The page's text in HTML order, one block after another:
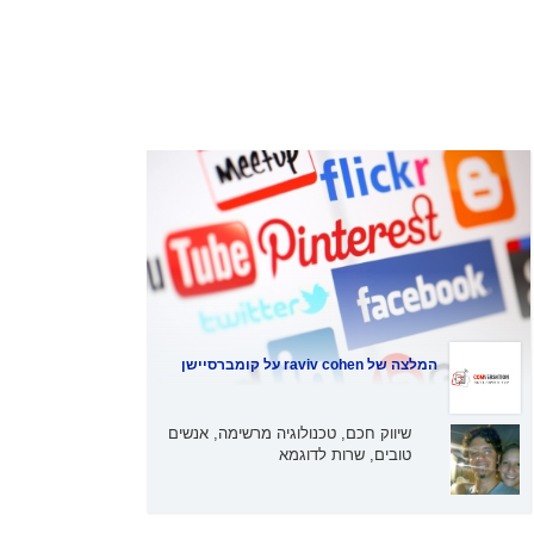
המלצה של על קומברסיישן
שיווק חכם, טכנולוגיה מרשימה, אנשים
טובים, שרות לדוגמא